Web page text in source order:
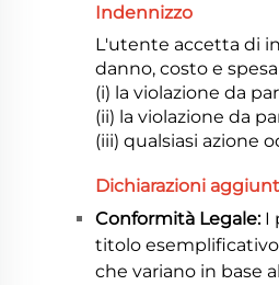
Indennizzo
L'utente accetta di
danno, costo e
(i) la violazione da
(ii) la violazione da
(iii) qualsiasi azione
Dichiarazioni
Conformità Legale: I
titolo
che variano in base